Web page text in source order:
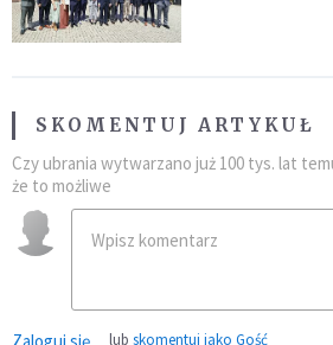
SKOMENTUJ ARTYKUŁ
Czy ubrania wytwarzano już 100 tys. lat
że to możliwe
lub skomentuj jako Gość